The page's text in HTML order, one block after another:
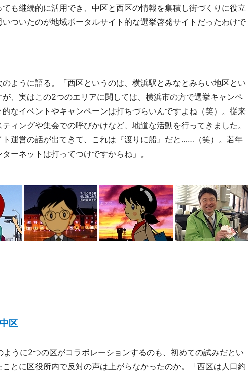
も継続的に活用でき、中区と西区の情報を集積し街づくりに役立
ついたのが地域ポータルサイト的な選挙啓発サイトだったわけで
ように語る。「西区というのは、横浜駅とみなとみらい地区とい
、実はこの2つのエリアに関しては、横浜市の方で選挙キャンペ
なイベントやキャンペーンは打ちづらいんですよね（笑）。従来
ィングや集会での呼びかけなど、地道な活動を行ってきました。
運営の話が出てきて、これは『渡りに船』だと……（笑）。若年
ーネットは打ってつけですからね」。
区
うに2つの区がコラボレーションするのも、初めての試みだとい
とに区役所内で反対の声は上がらなかったのか。「西区は人口約